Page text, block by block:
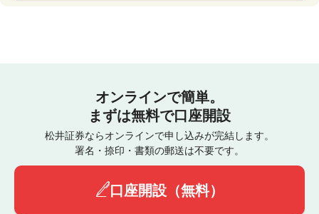
オンラインで簡単。
まずは無料で口座開設
松井証券ならオンラインで申し込みが完結します。
署名・捺印・書類の郵送は不要です。
口座開設（無料）